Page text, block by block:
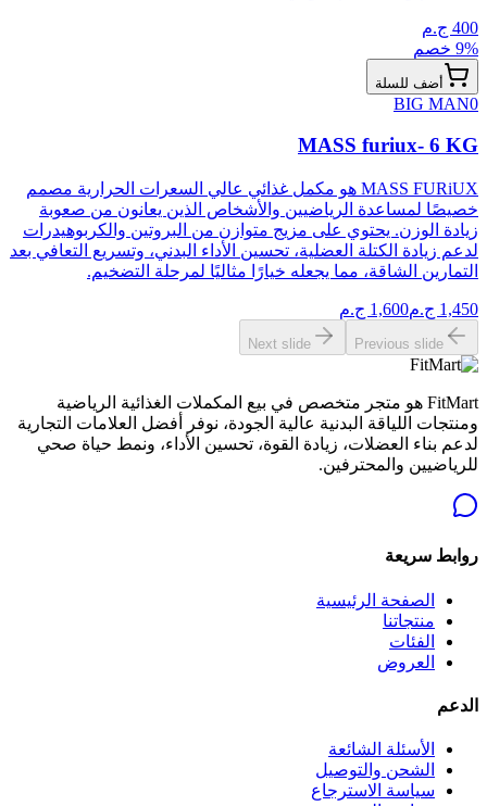
400 ج.م
9% خصم
أضف للسلة
BIG MAN0
MASS furiux- 6 KG
MASS FURiUX هو مكمل غذائي عالي السعرات الحرارية مصمم
خصيصًا لمساعدة الرياضيين والأشخاص الذين يعانون من صعوبة
زيادة الوزن. يحتوي على مزيج متوازن من البروتين والكربوهيدرات
لدعم زيادة الكتلة العضلية، تحسين الأداء البدني، وتسريع التعافي بعد
التمارين الشاقة، مما يجعله خيارًا مثاليًا لمرحلة التضخيم.
1,450 ج.م1,600 ج.م
Previous slide
Next slide
FitMart هو متجر متخصص في بيع المكملات الغذائية الرياضية
ومنتجات اللياقة البدنية عالية الجودة، نوفر أفضل العلامات التجارية
لدعم بناء العضلات، زيادة القوة، تحسين الأداء، ونمط حياة صحي
للرياضيين والمحترفين.
روابط سريعة
الصفحة الرئيسية
منتجاتنا
الفئات
العروض
الدعم
الأسئلة الشائعة
الشحن والتوصيل
سياسة الاسترجاع